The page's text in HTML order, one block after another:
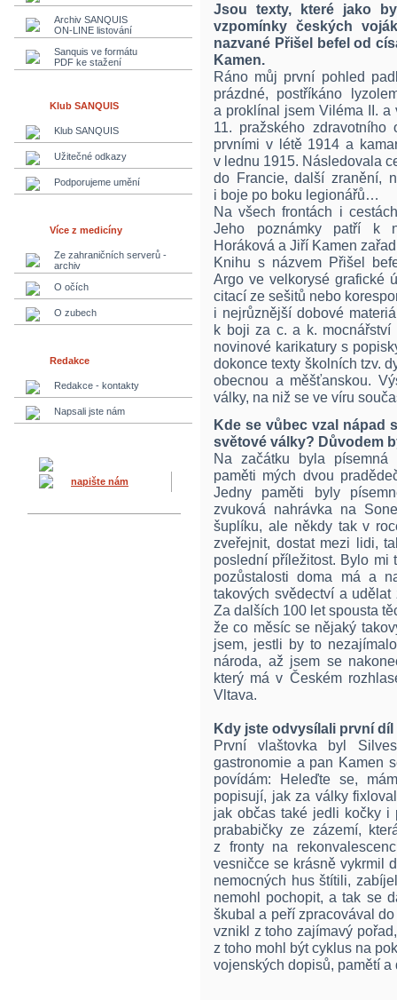
Archiv SANQUIS
ON-LINE listování
Sanquis ve formátu
PDF ke stažení
Klub SANQUIS
Klub SANQUIS
Užitečné odkazy
Podporujeme umění
Více z medicíny
Ze zahraničních serverů -
archiv
O očích
O zubech
Redakce
Redakce - kontakty
Napsali jste nám
napište nám
Jsou texty, které jako
vzpomínky českých
nazvané Přišel befel od
Kamen.
Ráno můj první pohled
prázdné, postříkáno
a proklínal jsem Viléma II. a
11. pražského
prvními v létě 1914 a
v lednu 1915. Následovala
do Francie, další zranění,
i boje po boku legionářů…
Na všech frontách i
Jeho poznámky patří k
Horáková a Jiří Kamen
Knihu s názvem Přišel
Argo ve velkorysé grafické
citací ze sešitů nebo
i nejrůznější dobové
k boji za c. a k. mocnářství
novinové karikatury s
dokonce texty školních tzv.
obecnou a měšťanskou.
války, na niž se ve víru
Kde se vůbec vzal nápad
světové války? Důvodem
Na začátku byla písemná
paměti mých dvou
Jedny paměti byly
zvuková nahrávka na
šuplíku, ale někdy tak v
zveřejnit, dostat mezi lidi,
poslední příležitost. Bylo mi
pozůstalosti doma má a
takových svědectví a
Za dalších 100 let spousta
že co měsíc se nějaký
jsem, jestli by to
národa, až jsem se
který má v Českém
Vltava.
Kdy jste odvysílali první
První vlaštovka byl
gastronomie a pan Kamen
povídám: Heleďte se,
popisují, jak za války
jak občas také jedli kočky i
prababičky ze zázemí,
z fronty na
vesničce se krásně vykrmil
nemocných hus štítili,
nemohl pochopit, a tak se
škubal a peří zpracovával
vznikl z toho zajímavý
z toho mohl být cyklus na
vojenských dopisů, pamětí a